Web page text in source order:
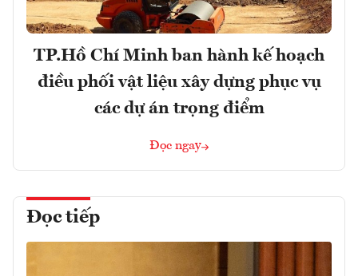
TP.Hồ Chí Minh ban hành kế hoạch
điều phối vật liệu xây dựng phục vụ
các dự án trọng điểm
Đọc ngay
Đọc tiếp